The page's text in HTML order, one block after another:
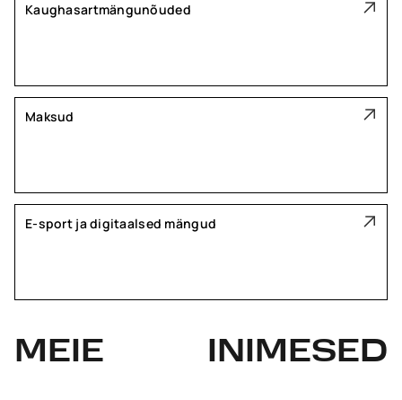
Kaughasartmängunõuded
Maksud
E-sport ja digitaalsed mängud
MEIE INIMESED